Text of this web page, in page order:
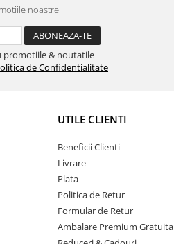
noastre
promotiile & noutatile
de Confidentialitate
UTILE CLIENTI
Beneficii Clienti
Livrare
Plata
Politica de Retur
Formular de Retur
Ambalare Premium Gratuita